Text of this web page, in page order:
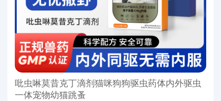
吡虫啉莫昔克丁滴剂猫咪狗狗驱虫药体内外驱虫
一体宠物幼猫跳蚤